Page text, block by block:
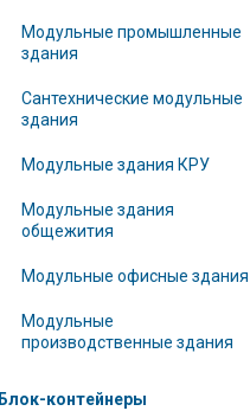
Модульные промышленные
здания
Сантехнические модульные
здания
Модульные здания КРУ
Модульные здания
общежития
Модульные офисные здания
Модульные
производственные здания
Блок-контейнеры